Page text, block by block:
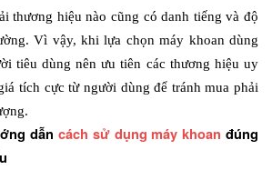
thương hiệu nào cũng có danh tiếng và độ
Vì vậy, khi lựa chọn máy khoan dùng
tiêu dùng nên ưu tiên các thương hiệu uy
tích cực từ người dùng để tránh mua phải
dẫn cách sử dụng máy khoan đúng